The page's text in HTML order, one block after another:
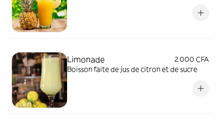
Limonade
2 000 CFA
Boisson faite de jus de citron et de sucre